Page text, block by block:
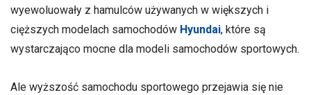
wyewoluowały z hamulców używanych w większych i
cięższych modelach samochodów Hyundai, które są
wystarczająco mocne dla modeli samochodów sportowych.
Ale wyższość samochodu sportowego przejawia się nie